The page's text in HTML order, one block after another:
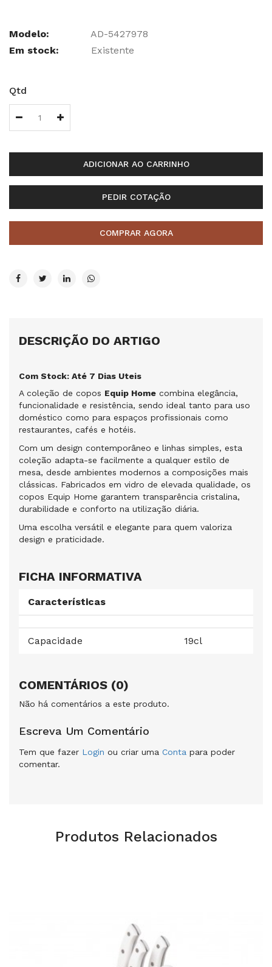
Modelo:
AD-5427978
Em stock:
Existente
Qtd
ADICIONAR AO CARRINHO
PEDIR COTAÇÃO
COMPRAR AGORA
DESCRIÇÃO DO ARTIGO
Com Stock: Até 7 Dias Uteis
A coleção de copos Equip Home combina elegância,
funcionalidade e resistência, sendo ideal tanto para uso
doméstico como para espaços profissionais como
restaurantes, cafés e hotéis.
Com um design contemporâneo e linhas simples, esta
coleção adapta-se facilmente a qualquer estilo de
mesa, desde ambientes modernos a composições mais
clássicas. Fabricados em vidro de elevada qualidade, os
copos Equip Home garantem transparência cristalina,
durabilidade e conforto na utilização diária.
Uma escolha versátil e elegante para quem valoriza
design e praticidade.
FICHA INFORMATIVA
Características
Capacidade 19cl
COMENTÁRIOS (0)
Não há comentários a este produto.
Escreva Um Comentário
Tem que fazer Login ou criar uma Conta para poder
comentar.
Produtos Relacionados